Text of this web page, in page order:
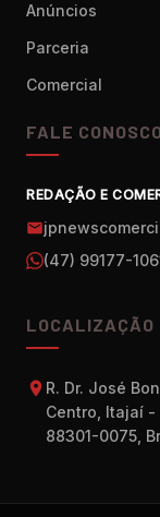
Anúncios
Parceria
Comercial
FALE CONOSCO
REDAÇÃO E
(47) 99177-
LOCALIZAÇÃO
R. Dr. José
Centro, Itajaí -
88301-0075,